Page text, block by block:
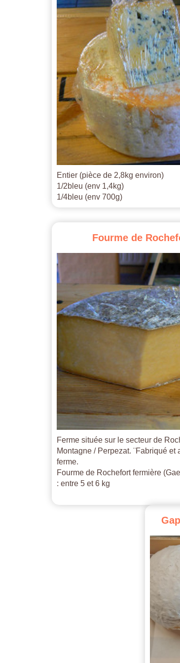
Entier (pièce de 2,8kg environ)
1/2bleu (env 1,4kg)
1/4bleu (env 700g)
Fourme de
Ferme située sur le secteur de
Montagne / Perpezat. ¨Fabriqué et
ferme.
Fourme de Rochefort fermière
: entre 5 et 6 kg